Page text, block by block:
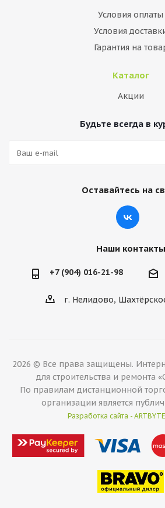
Условия оплаты
Условия
Гарантия на
Каталог
Акции
Будьте всегда в
Оставайтесь на
Наши контакты
+7 (904) 016-21-98
г. Нелидово,
2026 © Все права защищены.
для строительства и ремонта
По правилам дистанционной
организации является
Разработка сайта -